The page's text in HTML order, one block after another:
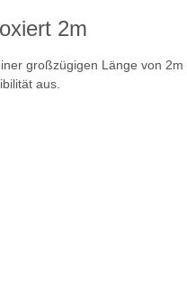
2m
großzügigen Länge von
aus.